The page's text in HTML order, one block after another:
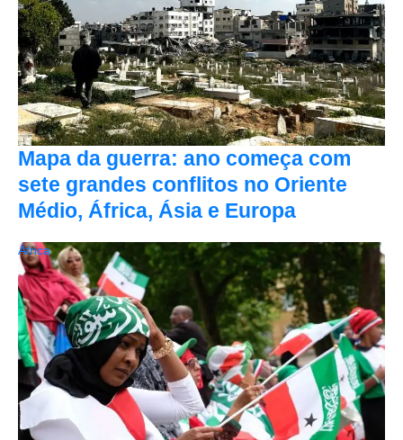
Mapa da guerra: ano começa com
sete grandes conflitos no Oriente
Médio, África, Ásia e Europa
África